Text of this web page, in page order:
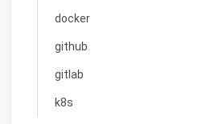
docker
github
gitlab
k8s